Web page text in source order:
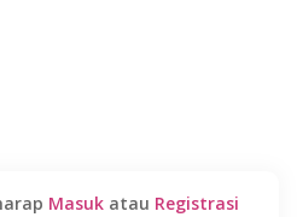
Masuk atau Registrasi